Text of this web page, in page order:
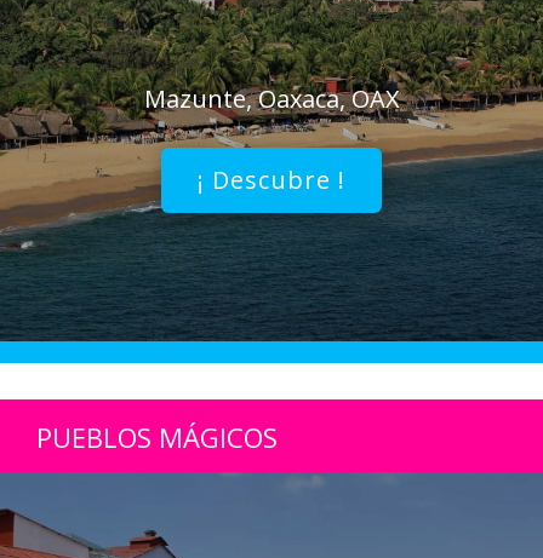
Mazunte, Oaxaca, OAX
¡ Descubre !
PUEBLOS MÁGICOS